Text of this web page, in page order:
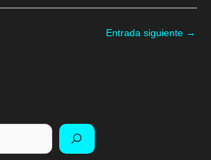
Entrada siguiente →